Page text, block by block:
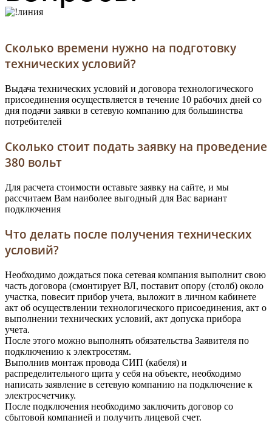
Сколько времени нужно на подготовку
технических условий?
Выдача технических условий и договора технологического
присоединения осуществляется в течение 10 рабочих дней со
дня подачи заявки в сетевую компанию для большинства
потребителей
Сколько стоит подать заявку на проведение
380 вольт
Для расчета стоимости оставьте заявку на сайте, и мы
рассчитаем Вам наиболее выгодный для Вас вариант
подключения
Что делать после получения технических
условий?
Необходимо дождаться пока сетевая компания выполнит свою
часть договора (смонтирует ВЛ, поставит опору (столб) около
участка, повесит прибор учета, выложит в личном кабинете
акт об осуществлении технологического присоединения, акт о
выполнении технических условий, акт допуска прибора
учета.
После этого можно выполнять обязательства Заявителя по
подключению к электросетям.
Выполнив монтаж провода СИП (кабеля) и
распределительного щита у себя на объекте, необходимо
написать заявление в сетевую компанию на подключение к
электросчетчику.
После подключения необходимо заключить договор со
сбытовой компанией и получить лицевой счет.